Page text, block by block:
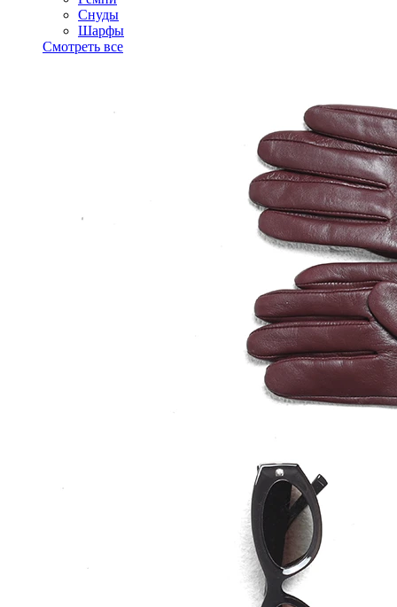
Снуды
Шарфы
Смотреть все